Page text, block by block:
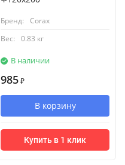
Бренд:
Corax
Вес:
0.83 кг
В наличии
985 ₽
В корзину
Купить в 1 клик